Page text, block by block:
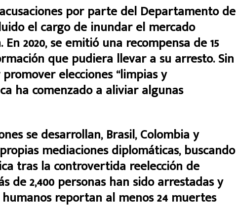
por parte del Departamento de
el cargo de inundar el mercado
2020, se emitió una recompensa de 15
que pudiera llevar a su arresto. Sin
elecciones “limpias y
ha comenzado a aliviar algunas
se desarrollan, Brasil, Colombia y
mediaciones diplomáticas, buscando
tras la controvertida reelección de
de 2,400 personas han sido arrestadas y
reportan al menos 24 muertes